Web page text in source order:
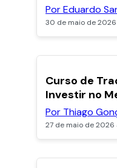
Por Eduardo
30 de maio de
Curso de
Investir no
Por Thiago
27 de maio de